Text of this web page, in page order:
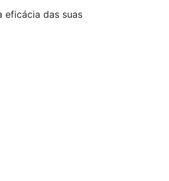
eficácia das suas